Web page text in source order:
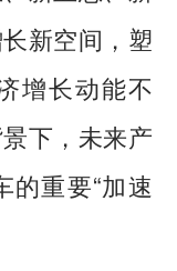
新空间，塑
增长动能不
下，未来产
的重要“加速